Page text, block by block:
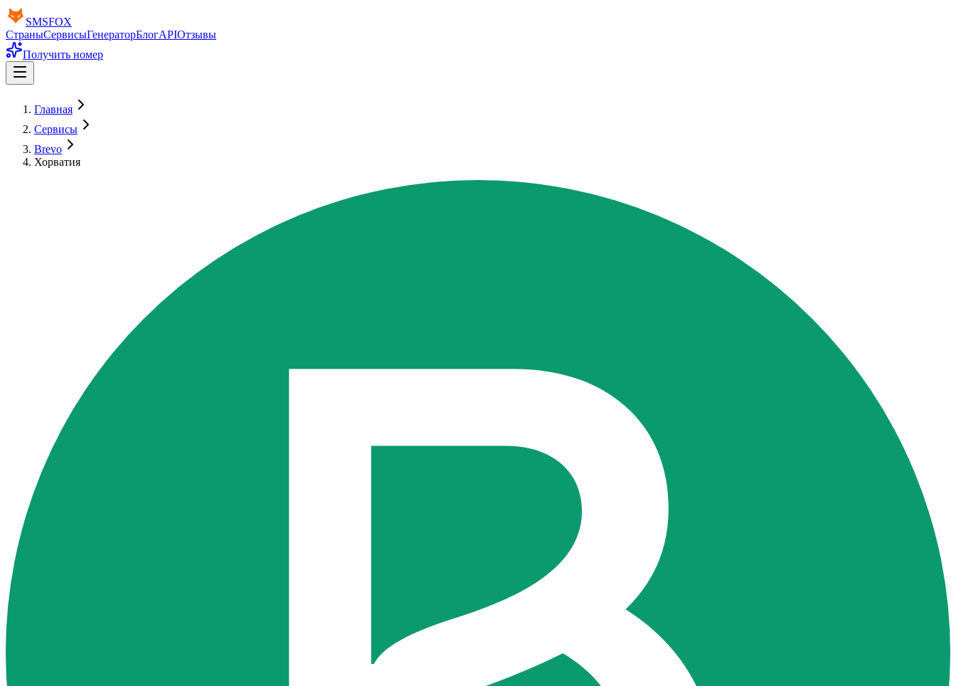
SMSFOX
СтраныСервисыГенераторБлогAPIОтзывы
Получить номер
Главная
Сервисы
Brevo
Хорватия